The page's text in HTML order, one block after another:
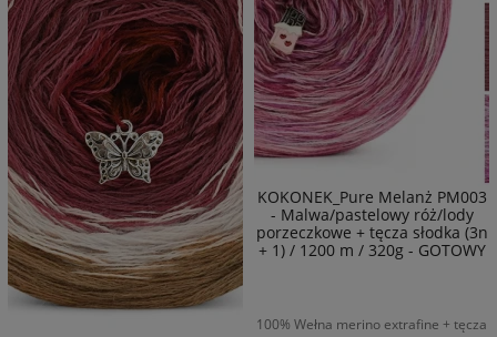
KOKONEK_Pure Melanż PM003
- Malwa/pastelowy róż/lody
porzeczkowe + tęcza słodka (3n
+ 1) / 1200 m / 320g - GOTOWY
100% Wełna merino extrafine + tęcza